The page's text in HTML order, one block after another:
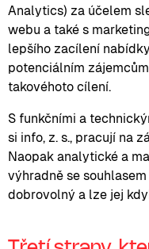
Analytics) za účelem
webu a také s
lepšího zacílení
potenciálním
takovéhoto cílení.
S funkčními a
si info, z. s., pracují na
Naopak analytické a
výhradně se
dobrovolný a lze jej